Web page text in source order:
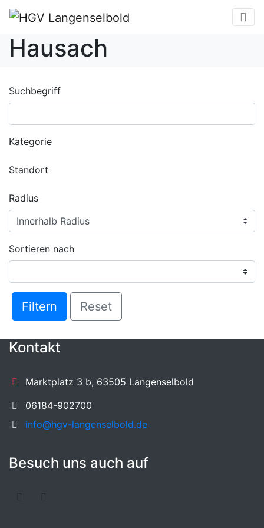
Hausach
Suchbegriff
Kategorie
Standort
Radius
Sortieren nach
Filtern Reset
Kontakt
Marktplatz 3 b, 63505 Langenselbold
06184-902700
info@hgv-langenselbold.de
Besuch uns auch auf